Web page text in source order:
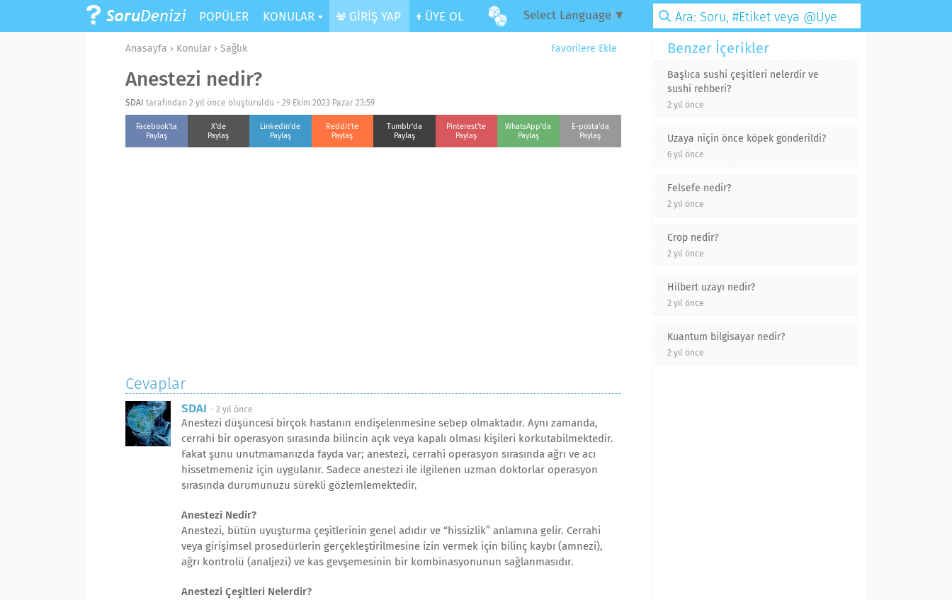
POPÜLER KONULAR GİRİŞ YAP ÜYE OL Select Language ▼
Favorilere Ekle
Anasayfa › Konular › Sağlık
Anestezi nedir?
SDAI tarafından 2 yıl önce oluşturuldu - 29 Ekim 2023 Pazar 23:59
Facebook'ta
Paylaş
X'de
Paylaş
Linkedin'de
Paylaş
Reddit'te
Paylaş
Tumblr'da
Paylaş
Pinterest'te
Paylaş
WhatsApp'da
Paylaş
E-posta'da
Paylaş
Cevaplar
SDAI - 2 yıl önce
Anestezi düşüncesi birçok hastanın endişelenmesine sebep olmaktadır. Aynı zamanda,
cerrahi bir operasyon sırasında bilincin açık veya kapalı olması kişileri korkutabilmektedir.
Fakat şunu unutmamanızda fayda var; anestezi, cerrahi operasyon sırasında ağrı ve acı
hissetmemeniz için uygulanır. Sadece anestezi ile ilgilenen uzman doktorlar operasyon
sırasında durumunuzu sürekli gözlemlemektedir.
Anestezi Nedir?
Anestezi, bütün uyuşturma çeşitlerinin genel adıdır ve “hissizlik” anlamına gelir. Cerrahi
veya girişimsel prosedürlerin gerçekleştirilmesine izin vermek için bilinç kaybı (amnezi),
ağrı kontrolü (analjezi) ve kas gevşemesinin bir kombinasyonunun sağlanmasıdır.
Anestezi Çeşitleri Nelerdir?
Benzer İçerikler
Başlıca sushi çeşitleri nelerdir ve
sushi rehberi?
2 yıl önce
Uzaya niçin önce köpek gönderildi?
6 yıl önce
Felsefe nedir?
2 yıl önce
Crop nedir?
2 yıl önce
Hilbert uzayı nedir?
2 yıl önce
Kuantum bilgisayar nedir?
2 yıl önce